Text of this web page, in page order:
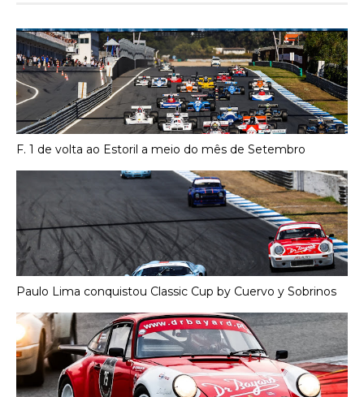
F. 1 de volta ao Estoril a meio do mês de Setembro
Paulo Lima conquistou Classic Cup by Cuervo y Sobrinos